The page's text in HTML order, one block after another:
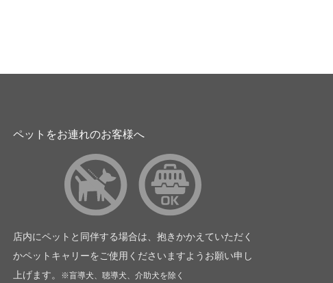
ペットをお連れのお客様へ
店内にペットと同伴する場合は、抱きかかえていただく
かペットキャリーをご使用くださいますようお願い申し
上げます。
※盲導犬、聴導犬、介助犬を除く